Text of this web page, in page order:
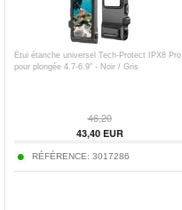
Étui étanche universel Tech-Protect IPX8 Pro
pour plongée 4.7-6.9" - Noir / Gris
46,20
43,40EUR
RÉFÉRENCE: 3017286